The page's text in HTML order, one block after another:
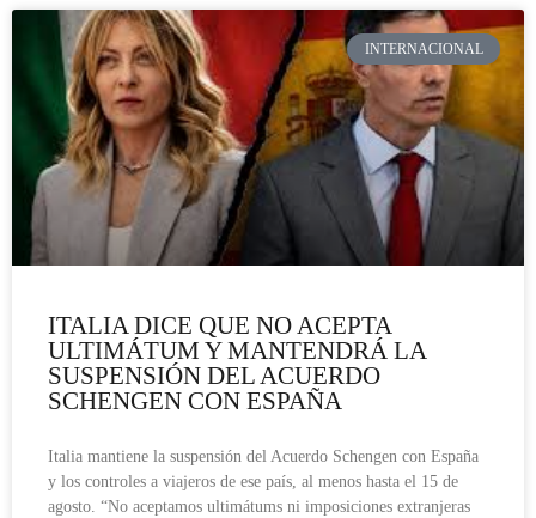
INTERNACIONAL
ITALIA DICE QUE NO ACEPTA
ULTIMÁTUM Y MANTENDRÁ LA
SUSPENSIÓN DEL ACUERDO
SCHENGEN CON ESPAÑA
Italia mantiene la suspensión del Acuerdo Schengen con España
y los controles a viajeros de ese país, al menos hasta el 15 de
agosto. “No aceptamos ultimátums ni imposiciones extranjeras